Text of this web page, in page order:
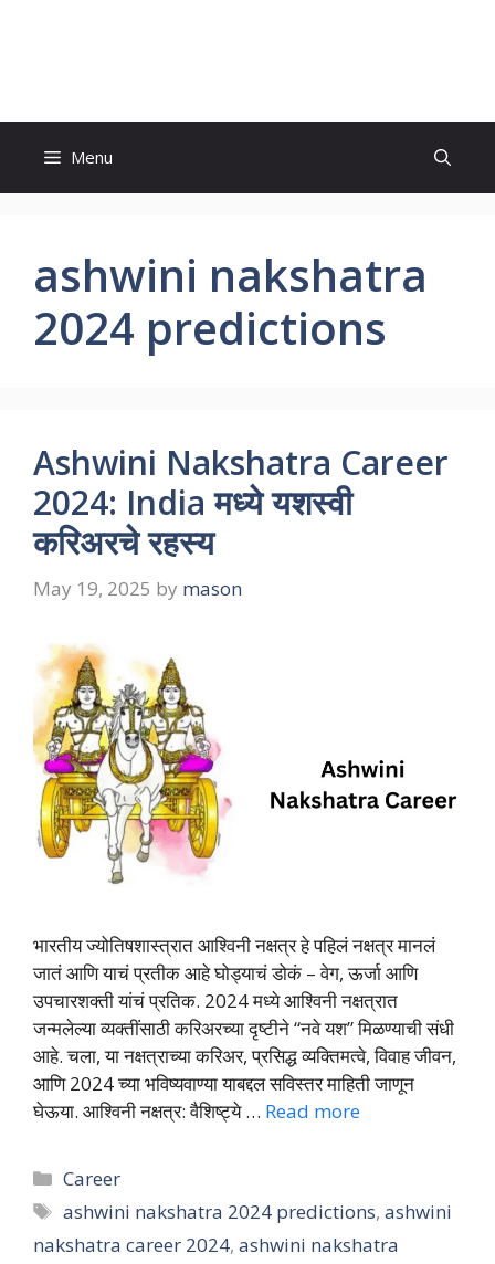
Menu
ashwini nakshatra
2024 predictions
Ashwini Nakshatra Career
2024: India मध्ये यशस्वी
करिअरचे रहस्य
May 19, 2025 by mason
भारतीय ज्योतिषशास्त्रात आश्विनी नक्षत्र हे पहिलं नक्षत्र मानलं
जातं आणि याचं प्रतीक आहे घोड्याचं डोकं – वेग, ऊर्जा आणि
उपचारशक्ती यांचं प्रतिक. 2024 मध्ये आश्विनी नक्षत्रात
जन्मलेल्या व्यक्तींसाठी करिअरच्या दृष्टीने “नवे यश” मिळण्याची संधी
आहे. चला, या नक्षत्राच्या करिअर, प्रसिद्ध व्यक्तिमत्वे, विवाह जीवन,
आणि 2024 च्या भविष्यवाण्या याबद्दल सविस्तर माहिती जाणून
घेऊया. आश्विनी नक्षत्र: वैशिष्ट्ये … Read more
Categories
Career
Tags
ashwini nakshatra 2024 predictions,ashwini
nakshatra career 2024, ashwini nakshatra